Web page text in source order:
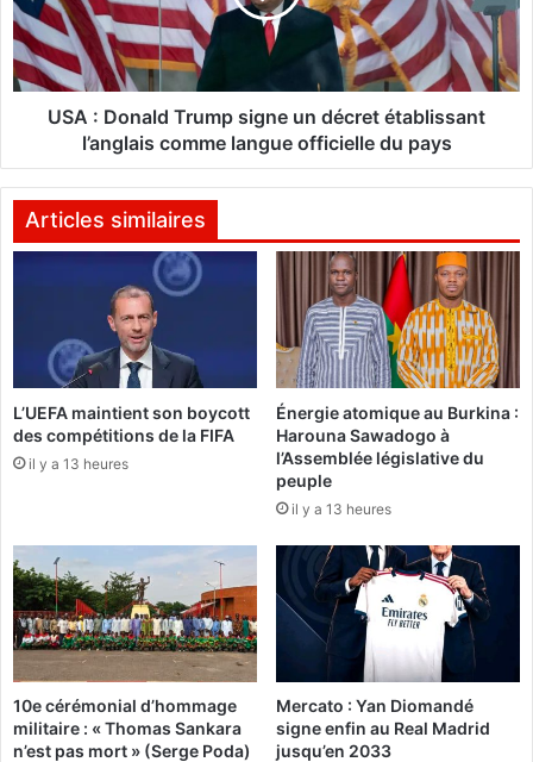
c
t
i
o
U
o
i
g
n
q
u
i
a
p
e
l
D
o
n
a
T
r
m
e
u
n
d
e
t
é
t
i
USA : Donald Trump signe un décret établissant
l’anglais comme langue officielle du pays
Articles similaires
L’UEFA maintient son boycott
des compétitions de la FIFA
il y a 13 heures
Énergie atomique au Burkina :
Harouna Sawadogo à
l’Assemblée législative du
peuple
il y a 13 heures
10e cérémonial d’hommage
militaire : « Thomas Sankara
n’est pas mort » (Serge Poda)
Mercato : Yan Diomandé
signe enfin au Real Madrid
jusqu’en 2033